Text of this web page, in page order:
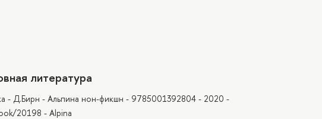
литература
- Д.Бирн - Альпина нон-фикшн - 9785001392804 - 2020 -
20198 - Alpina